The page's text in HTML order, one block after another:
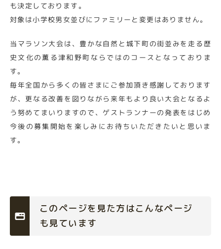
も決定しております。
対象は小学校男女並びにファミリーと変更はありません。
当マラソン大会は、豊かな自然と城下町の街並みを走る歴
史文化の薫る津和野町ならではのコースとなっておりま
す。
毎年全国から多くの皆さまにご参加頂き感謝しております
が、更なる改善を図りながら来年もより良い大会となるよ
う努めてまいりますので、ゲストランナーの発表をはじめ
今後の募集開始を楽しみにお待ちいただきたいと思いま
す。
このページを見た方はこんなページ
も見ています